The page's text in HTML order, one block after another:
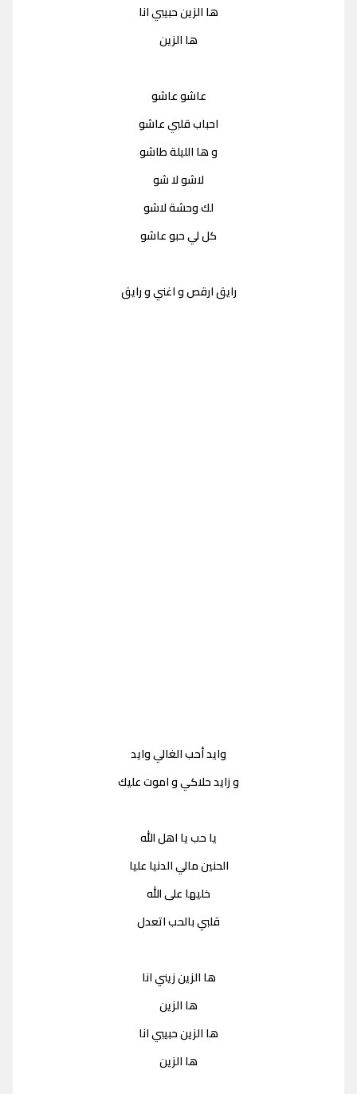
ها الزين حبيبي انا
ها الزين
عاشو عاشو
احباب قلبي عاشو
و ها الليلة طاشو
لاشو لا شو
لك وحشة لاشو
كل لي حبو عاشو
رايق ارقص و اغني و رايق
وايد أحب الغالي وايد
و زايد حلاكي و اموت عليك
يا حب يا اهل الله
الحنين مالي الدنيا عليا
خليها على الله
قلبي بالحب اتعدل
ها الزين زيني انا
ها الزين
ها الزين حبيبي انا
ها الزين